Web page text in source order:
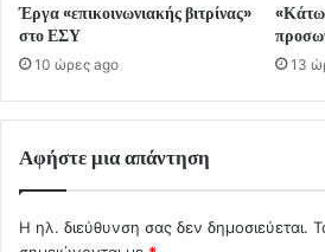
Έργα «επικοινωνιακής βιτρίνας»
στο ΕΣΥ
10 ώρες ago
«Κάτω
13
Αφήστε μια απάντηση
Η ηλ. διεύθυνση σας δεν δημοσιεύεται.